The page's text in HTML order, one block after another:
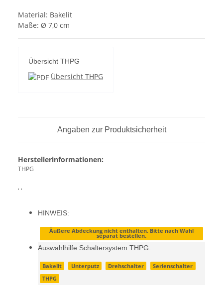
Material: Bakelit
Maße: Ø 7,0 cm
Übersicht THPG
Übersicht THPG
Angaben zur Produktsicherheit
Herstellerinformationen:
THPG
, ,
HINWEIS:
Äußere Abdeckung nicht enthalten. Bitte nach Wahl
separat bestellen.
Auswahlhilfe Schaltersystem THPG:
Bakelit Unterputz Drehschalter
Serienschalter
THPG